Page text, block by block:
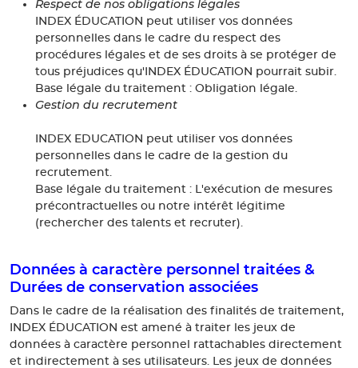
Respect de nos obligations légales
INDEX ÉDUCATION peut utiliser vos données
personnelles dans le cadre du respect des
procédures légales et de ses droits à se protéger de
tous préjudices qu'INDEX ÉDUCATION pourrait subir.
Base légale du traitement : Obligation légale.
Gestion du recrutement
INDEX EDUCATION peut utiliser vos données
personnelles dans le cadre de la gestion du
recrutement.
Base légale du traitement : L'exécution de mesures
précontractuelles ou notre intérêt légitime
(rechercher des talents et recruter).
Données à caractère personnel traitées &
Durées de conservation associées
Dans le cadre de la réalisation des finalités de traitement,
INDEX ÉDUCATION est amené à traiter les jeux de
données à caractère personnel rattachables directement
et indirectement à ses utilisateurs. Les jeux de données